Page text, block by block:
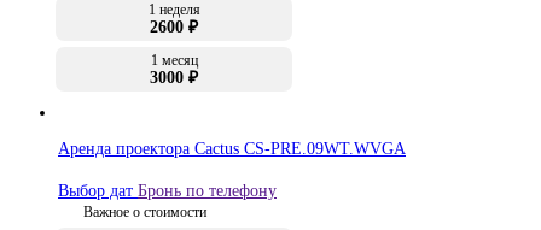
1 неделя
2600 ₽
1 месяц
3000 ₽
Аренда проектора Cactus CS-PRE.09WT.WVGA
Выбор дат Бронь по телефону
Важное о стоимости